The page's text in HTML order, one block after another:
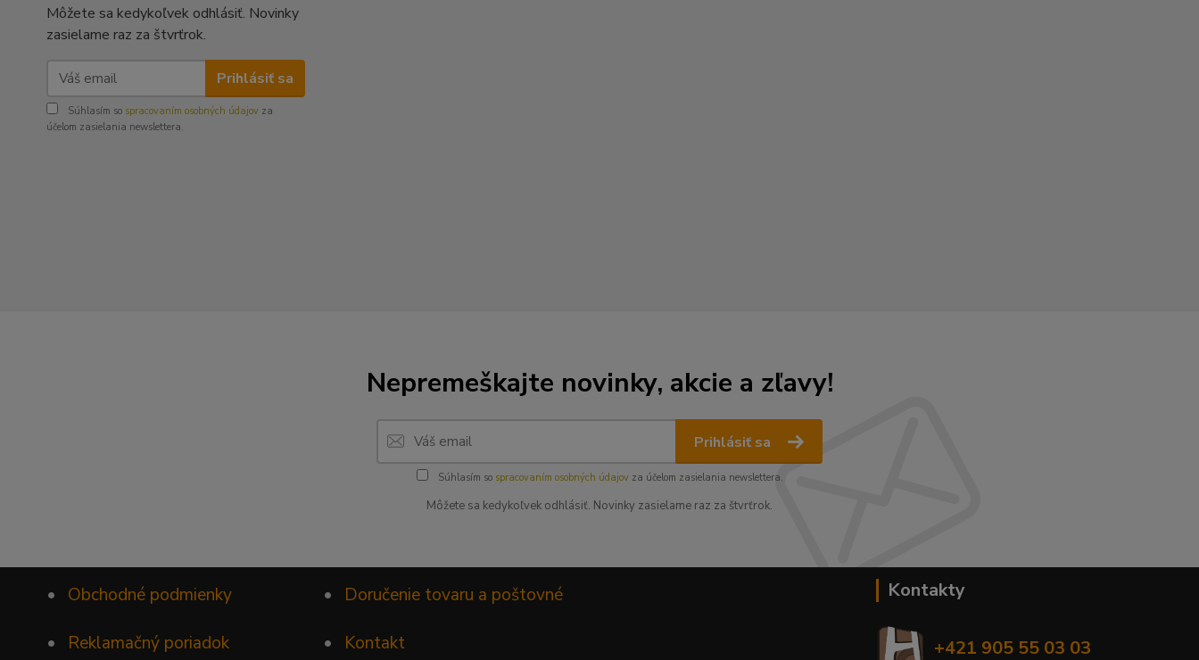
Môžete sa kedykoľvek odhlásiť. Novinky
zasielame raz za štvrťrok.
Prihlásiť sa
Súhlasím so spracovaním osobných údajov za
účelom zasielania newslettera.
Nepremeškajte novinky, akcie a zľavy!
Prihlásiť sa
Súhlasím so spracovaním osobných údajovza účelom zasielania newslettera.
Môžete sa kedykoľvek odhlásiť. Novinky zasielame raz za štvrťrok.
• Obchodné podmienky
• Reklamačný poriadok
• Doručenie tovaru a poštovné
• Kontakt
Kontakty
+421 905 55 03 03